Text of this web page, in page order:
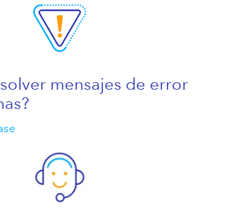
mensajes de error